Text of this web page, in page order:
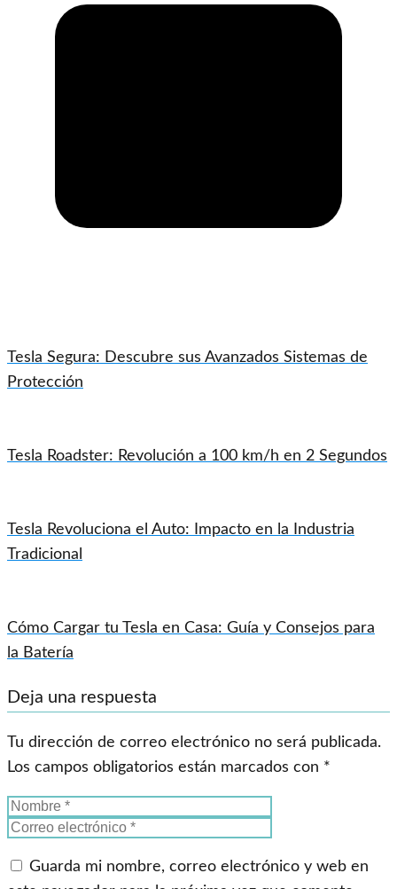
Tesla Segura: Descubre sus Avanzados Sistemas de
Protección
Tesla Roadster: Revolución a 100 km/h en 2 Segundos
Tesla Revoluciona el Auto: Impacto en la Industria
Tradicional
Cómo Cargar tu Tesla en Casa: Guía y Consejos para
la Batería
Deja una respuesta
Tu dirección de correo electrónico no será publicada.
Los campos obligatorios están marcados con *
Guarda mi nombre, correo electrónico y web en